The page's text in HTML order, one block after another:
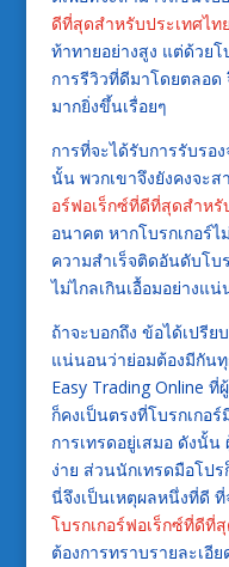
ดีที่สุดสำหรับประเทศไทย
ท้าทายอย่างสูง แต่ด้วย
การรีวิวที่ดีมาโดยตลอ
มากยิ่งขึ้นเรื่อยๆ
การที่จะได้รับการรับรอ
นั้น พวกเขาจึงยังคงจะส
อร์ฟอเร็กซ์ที่ดีที่สุดสำหรั
อนาคต หากโบรกเกอร์
ความสำเร็จติดอันดับโบ
ไม่ไกลเกินเอื้อมอย่างแ
ถ้าจะบอกถึง ข้อได้เปรีย
แน่นอนว่าย่อมต้องมีกัน
Easy Trading Online
ก็คงเป็นตรงที่โบรกเก
การเทรดอยู่เสมอ ดังนั้
ง่าย ส่วนนักเทรดมือโป
นี่จึงเป็นเหตุผลหนึ่งที่ดี ที่
โบรกเกอร์ฟอเร็กซ์ที่ดีที่
ต้องการทราบรายละเอีย